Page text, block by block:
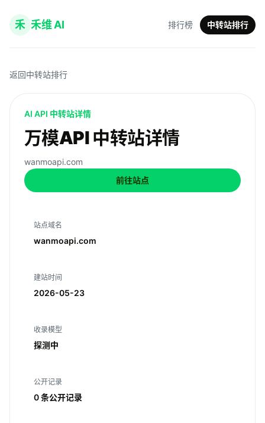
禾 禾维 AI 排行榜 中转站排行
返回中转站排行
AI API 中转站详情
万模API 中转站详情
wanmoapi.com
前往站点
站点域名
wanmoapi.com
建站时间
2026-05-23
收录模型
探测中
公开记录
0 条公开记录